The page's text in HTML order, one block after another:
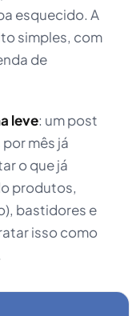
esquecido. A
simples, com
de
leve: um post
mês já
o que já
produtos,
bastidores e
isso como